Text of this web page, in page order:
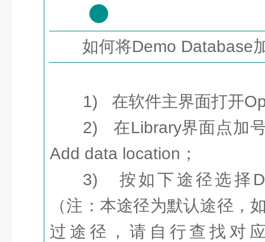
如何将Demo Database
1) 在软件主界面打开
2) 在Library界面点加
Add data location；
3) 按如下途径选择
（注：本途径为默认途径，
过途径，请自行查找对